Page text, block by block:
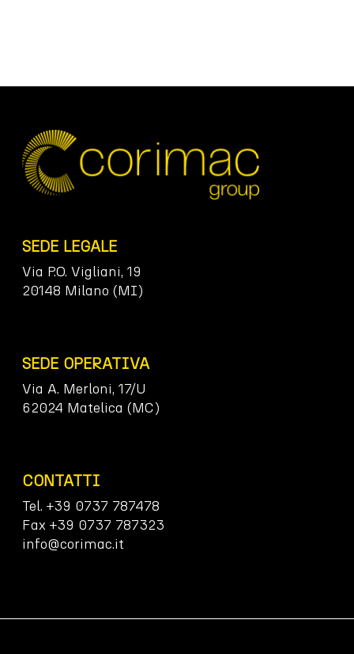
SEDE LEGALE
Via P.O. Vigliani, 19
20148 Milano (MI)
SEDE OPERATIVA
Via A. Merloni, 17/U
62024 Matelica (MC)
CONTATTI
Tel. +39 0737 787478
Fax +39 0737 787323
info@corimac.it